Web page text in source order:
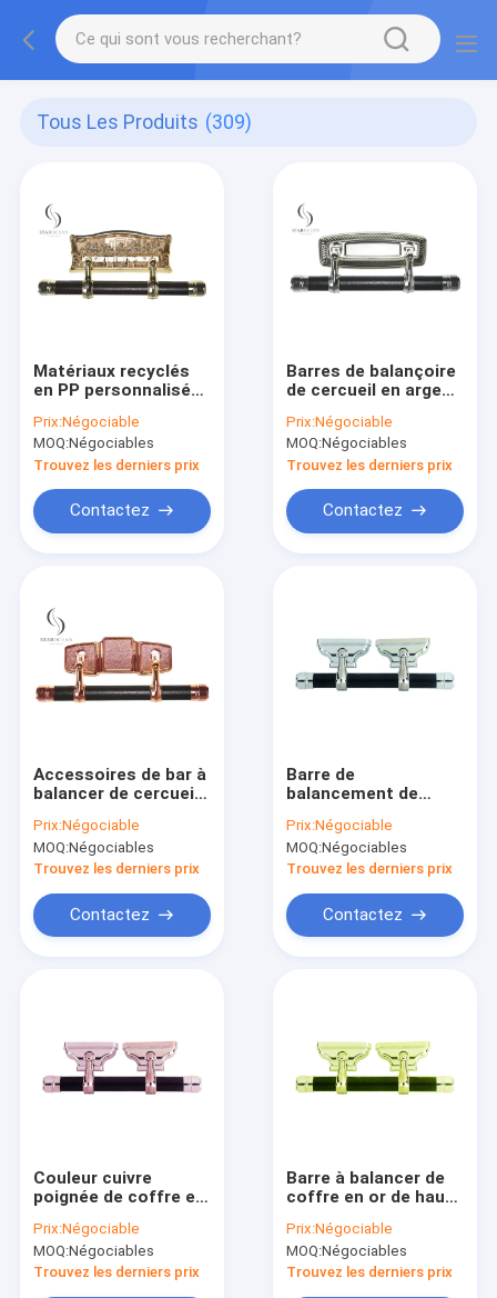
Tous Les Produits (309)
Matériaux recyclés
en PP personnalisés
balancement de
cercueil, accessoire
funéraire SW-A
Prix:Négociable
MOQ:Négociables
Trouvez les derniers prix
Contactez
Barres de balançoire
de cercueil en argent
Prix:Négociable
MOQ:Négociables
Trouvez les derniers prix
Contactez
Accessoires de bar à
balancer de cercueil
funéraires
Prix:Négociable
MOQ:Négociables
Trouvez les derniers prix
Contactez
Barre de
balancement de
plaqué argenté pour
la décoration de
cercueil SW-IS
Prix:Négociable
MOQ:Négociables
Trouvez les derniers prix
Contactez
Couleur cuivre
poignée de coffre en
Matériau recyclé en
gros Grand rabais
SW-I
Prix:Négociable
MOQ:Négociables
Trouvez les derniers prix
Barre à balancer de
coffre en or de haute
personnalisée
Ensemble certifié
SGS en gros SW-IG
Prix:Négociable
MOQ:Négociables
Trouvez les derniers prix